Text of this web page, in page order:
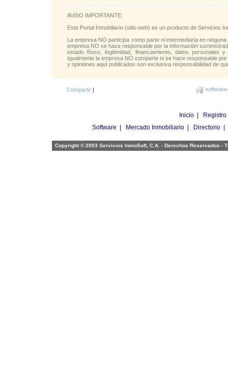
AVISO IMPORTANTE:
Este Portal Inmobiliario (sitio web) es un producto de Servicios
La empresa NO participa como parte ni intermediaria en
empresa NO se hace responsable por la información
estado físico, legitimidad, financiamiento, datos personales
Igualmente la empresa NO comparte ni se hace responsable
y opiniones aquí publicados son exclusiva responsabilidad de
Compartir
Inicio Registro
Software
Mercado Inmobiliario Directorio
Copyright © 2003 Servicios InmoSoft, C.A. - Derechos Reservados -